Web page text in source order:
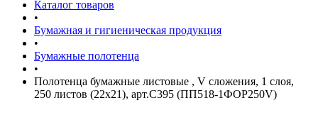
Каталог товаров
•
Бумажная и гигиеническая продукция
•
Бумажные полотенца
•
Полотенца бумажные листовые , V сложения, 1 слоя,
250 листов (22х21), арт.С395 (ПП518-1ФОР250V)